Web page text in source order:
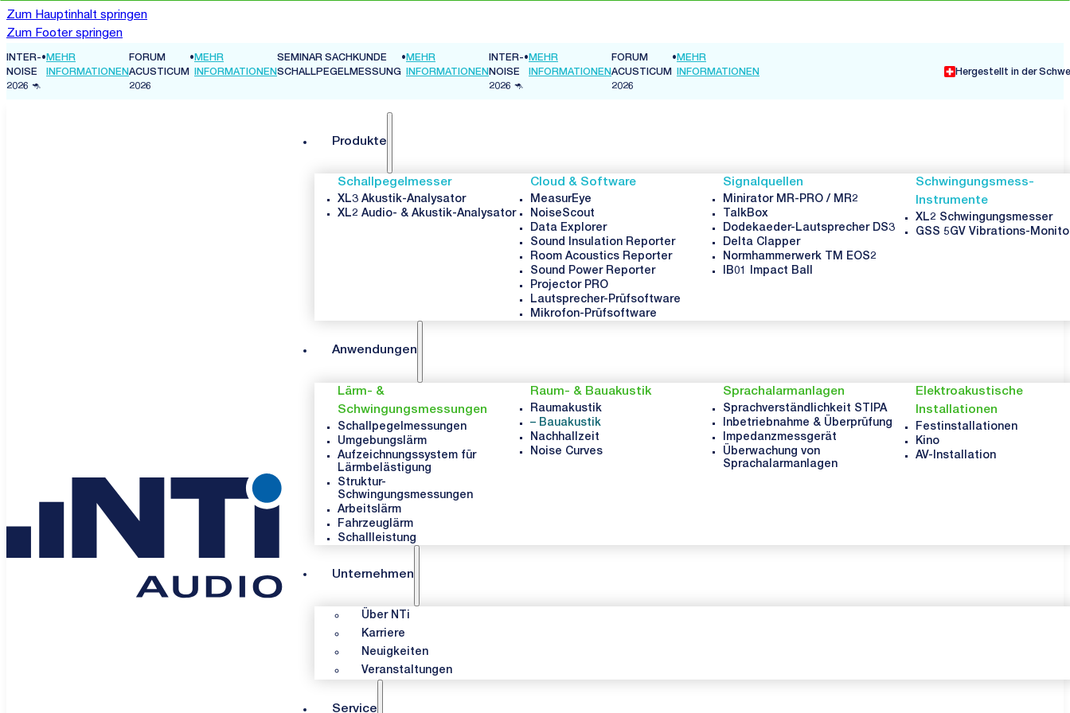
Zum Hauptinhalt springen
Zum Footer springen
FORUM
ACUSTICUM
2026
•MEHR
INFORMATIONEN
SEMINAR SACHKUNDE
SCHALLPEGELMESSUNG
•MEHR
INFORMATIONEN
INTER-
NOISE
•MEHR
INFORMATIONEN
FORUM
ACUSTICUM
2026
•MEHR
INFORMATIONEN
Hergestellt in der
Produkte
Schallpegelmesser
XL3 Akustik-Analysator
XL2 Audio- & Akustik-Analysator
Cloud & Software
MeasurEye
NoiseScout
Data Explorer
Sound Insulation Reporter
Room Acoustics Reporter
Sound Power Reporter
Projector PRO
Lautsprecher-Prüfsoftware
Mikrofon-Prüfsoftware
Signalquellen
Minirator MR-PRO / MR2
TalkBox
Dodekaeder-Lautsprecher DS3
Delta Clapper
Normhammerwerk TM EOS2
IB01 Impact Ball
Schwingungsmess-
Instrumente
XL2 Schwingungsmesser
GSS 5GV Vibrations-
Anwendungen
Lärm- &
Schwingungsmessungen
Schallpegelmessungen
Umgebungslärm
Aufzeichnungssystem für
Lärmbelästigung
Struktur-
Schwingungsmessungen
Arbeitslärm
Fahrzeuglärm
Schallleistung
Raum- & Bauakustik
Raumakustik
Bauakustik
Nachhallzeit
Noise Curves
Sprachalarmanlagen
Sprachverständlichkeit STIPA
Inbetriebnahme & Überprüfung
Impedanzmessgerät
Überwachung von
Sprachalarmanlagen
Elektroakustische
Installationen
Festinstallationen
Kino
AV-Installation
Unternehmen
Über NTi
Karriere
Neuigkeiten
Veranstaltungen
Service